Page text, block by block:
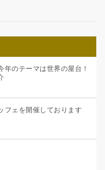
年のテーマは世界の屋台！
フェを開催しております